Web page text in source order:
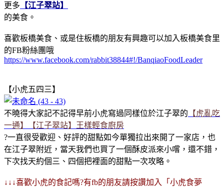
更多 【江子翠站】
的美食。
喜歡板橋美食、或是住板橋的朋友有興趣可以加入板橋美食里
的FB粉絲團哦
https://www.facebook.com/rabbit38844#!/BanqiaoFoodLeader
【小虎五四三】
不曉得大家記不記得早前小虎寫過同樣位於江子翠的 【虎亂吃
一通】【江子翠站】王樣輕食廚房
?一直很受歡迎、好評的甜點如今單獨拉出來開了一家店，也
在江子翠附近，當天我們也買了一個酥皮派來小嚐，還不錯，
下次找天約個三、四個把裡面的甜點一次攻略。
↓↓↓喜歡小虎的食記嗎?有fb的朋友請按讚加入「小虎食夢